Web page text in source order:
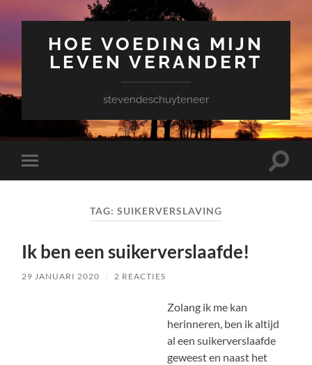
HOE VOEDING MIJN
LEVEN VERANDERT
stevendeschuyteneer
Toggle
mobiel
Toggle
TAG: SUIKERVERSLAVING
Ik ben een suikerverslaafde!
29 JANUARI 2020 / 2 REACTIES
Zolang ik me kan
herinneren, ben ik altijd
al een suikerverslaafde
geweest en naast het